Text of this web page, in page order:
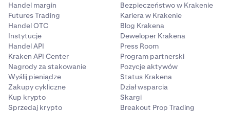
Handel margin
Futures Trading
Handel OTC
Instytucje
Handel API
Kraken API Center
Nagrody za stakowanie
Wyślij pieniądze
Zakupy cykliczne
Kup krypto
Sprzedaj krypto
Bezpieczeństwo w Krakenie
Kariera w Krakenie
Blog Krakena
Deweloper Krakena
Press Room
Program partnerski
Pozycje aktywów
Status Krakena
Dział wsparcia
Skargi
Breakout Prop Trading